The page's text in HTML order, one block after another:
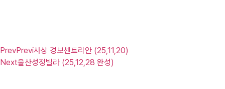
PrevPrevi사상 경보센트리안 (25,11,20)
Next울산성정빌라 (25,12,28 완성)